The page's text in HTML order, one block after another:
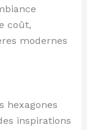
coût,
modernes
hexagones
inspirations